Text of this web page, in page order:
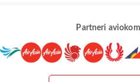
Partneri